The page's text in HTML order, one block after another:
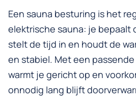
Een sauna besturing is het
elektrische sauna: je bepaalt
stelt de tijd in en houdt de
en stabiel. Met een
warmt je gericht op en
onnodig lang blijft